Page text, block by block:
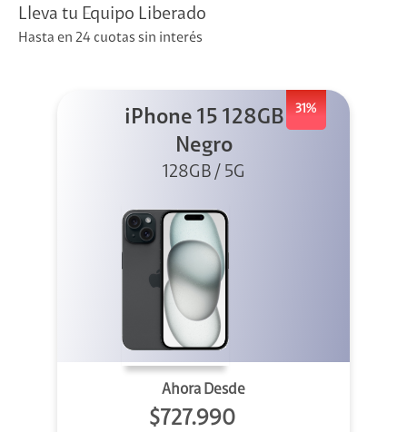
Lleva tu Equipo Liberado
Hasta en 24 cuotas sin interés
31%
iPhone 15 128GB
Negro
128GB / 5G
Ahora Desde
$727.990